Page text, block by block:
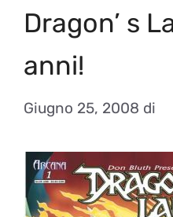
Dragon’ s
anni!
Giugno 25, 2008 di